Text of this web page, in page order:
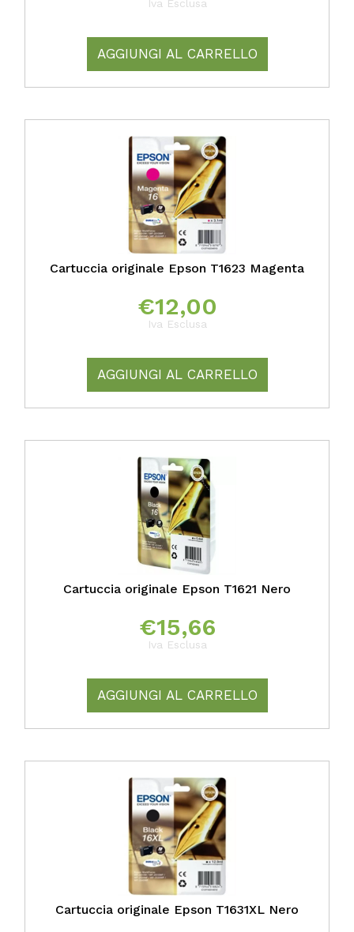
Iva Esclusa
AGGIUNGI AL CARRELLO
Cartuccia originale Epson T1623 Magenta
€12,00
Iva Esclusa
AGGIUNGI AL CARRELLO
Cartuccia originale Epson T1621 Nero
€15,66
Iva Esclusa
AGGIUNGI AL CARRELLO
Cartuccia originale Epson T1631XL Nero